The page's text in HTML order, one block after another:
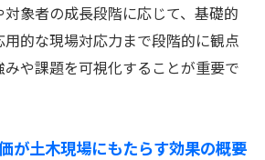
断力を測定する土木評価の具体
グループワークを活用するメリ
象者の成長段階に応じて、基礎的
的な現場対応力まで段階的に観点
や課題を可視化することが重要で
が土木現場にもたらす効果の概要